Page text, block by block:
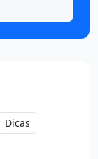
Dicas